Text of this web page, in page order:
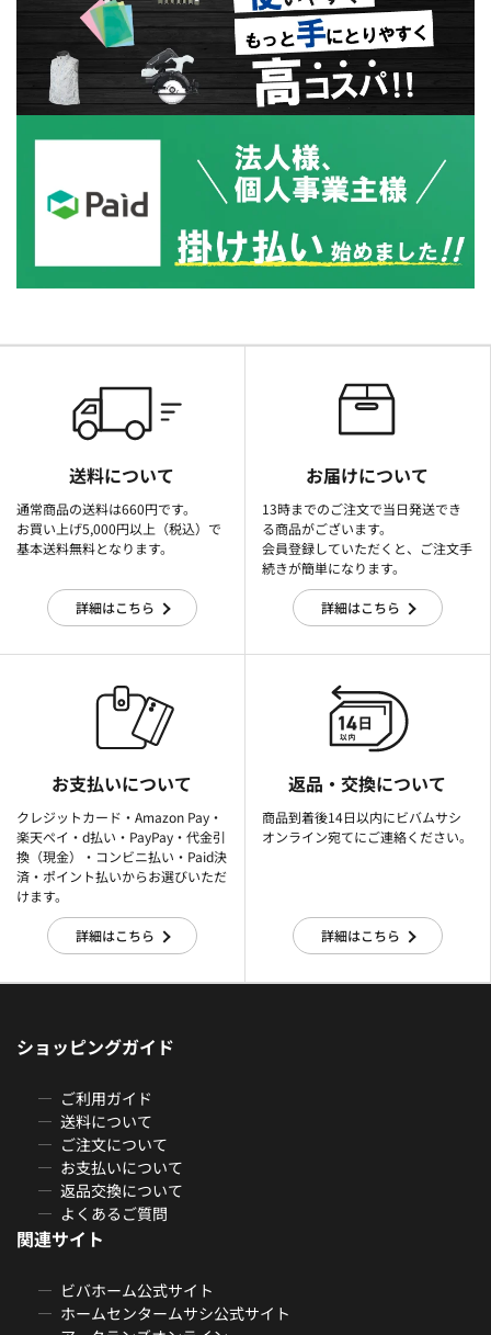
送料について
通常商品の送料は660円です。
お買い上げ5,000円以上（税込）で
基本送料無料となります。
詳細はこちら
お届けについて
13時までのご注文で当日発送でき
る商品がございます。
会員登録していただくと、ご注文手
続きが簡単になります。
詳細はこちら
お支払いについて
クレジットカード・Amazon Pay・
楽天ぺイ・d払い・PayPay・代金引
換（現金）・コンビニ払い・Paid決
済・ポイント払いからお選びいただ
けます。
詳細はこちら
返品・交換について
商品到着後14日以内にビバムサシ
オンライン宛てにご連絡ください。
詳細はこちら
ショッピングガイド
ご利用ガイド
送料について
ご注文について
お支払いについて
返品交換について
よくあるご質問
関連サイト
ビバホーム公式サイト
ホームセンタームサシ公式サイト